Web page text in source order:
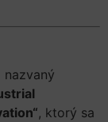
, ktorý sa